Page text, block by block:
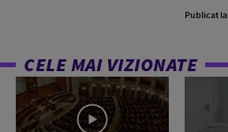
Publicat la
CELE MAI VIZIONATE